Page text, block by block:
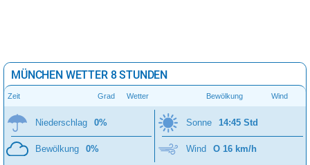
MÜNCHEN WETTER 8 STUNDEN
Zeit Grad Wetter Bewölkung Wind
Niederschlag 0%
Bewölkung 0%
Sonne 14:45 Std
Wind O 16 km/h